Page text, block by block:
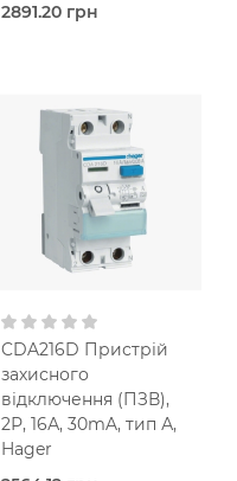
2891.20 грн
Hager
Ампер
25 мм2
Тип A
CDA216D Пристрій
захисного
відключення (ПЗВ),
2Р, 16А, 30mA, тип А,
Hager